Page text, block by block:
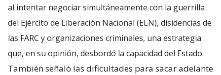
al intentar negociar simultáneamente con la guerrilla
del Ejército de Liberación Nacional (ELN), disidencias de
las FARC y organizaciones criminales, una estrategia
que, en su opinión, desbordó la capacidad del Estado.
También señaló las dificultades para sacar adelante